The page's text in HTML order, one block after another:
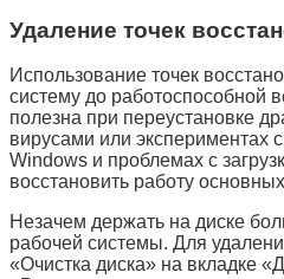
Удаление точек
Использование точек
систему до работоспособной
полезна при переустановке
вирусами или
Windows и проблемах с
восстановить работу
Незачем держать на диске
рабочей системы. Для
«Очистка диска» на вкладке «